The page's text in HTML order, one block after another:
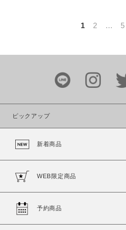
1 2 … 5
ピックアップ
新着商品
WEB限定商品
予約商品